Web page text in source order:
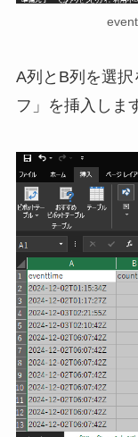
A列とB列を選
フ」を挿入しま